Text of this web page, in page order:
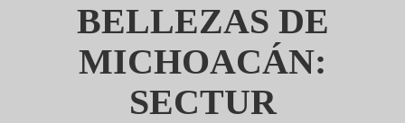
BELLEZAS DE
MICHOACÁN:
SECTUR